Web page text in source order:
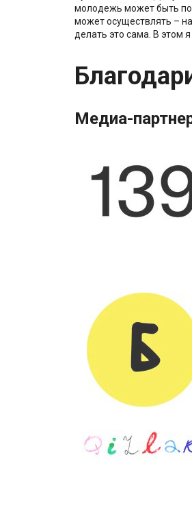
молодежь может быть
может осуществлять –
делать это сама. В этом
Медиа-